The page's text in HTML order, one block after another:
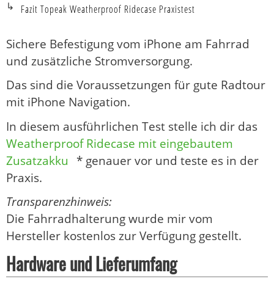
Sichere Befestigung vom iPhone am Fahrrad
und zusätzliche Stromversorgung.
Das sind die Voraussetzungen für gute Radtour
mit iPhone Navigation.
In diesem ausführlichen Test stelle ich dir das
Weatherproof Ridecase mit eingebautem
Zusatzakku
* genauer vor und teste es in der
Praxis.
Transparenzhinweis:
Die Fahrradhalterung wurde mir vom
Hersteller kostenlos zur Verfügung gestellt.
Hardware und Lieferumfang
Fazit Topeak Weatherproof Ridecase Praxistest